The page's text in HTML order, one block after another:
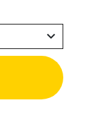
expand_more